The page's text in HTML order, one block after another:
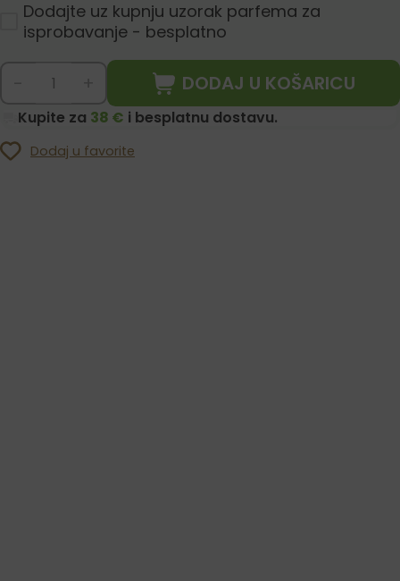
Dodajte uz kupnju uzorak parfema za
isprobavanje - besplatno
DODAJ U KOŠARICU
Kupite za 38 € i besplatnu dostavu.
Dodaj u favorite